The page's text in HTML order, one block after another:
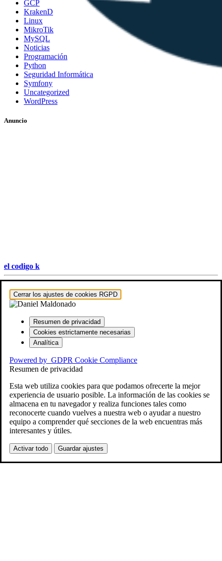
GCP
KrakenD
Linux
MikroTik
MySQL
Noticias
Programación
Python
Seguridad Informática
Symfony
Uncategorized
WordPress
Anuncio
el codigo k
Hestia | Desarrollado porThemeIsle
Cerrar los ajustes de cookies RGPD
Resumen de privacidad
Cookies estrictamente necesarias
Analítica
Powered by GDPR Cookie Compliance
Resumen de privacidad
Esta web utiliza cookies para que podamos ofrecerte la mejor
experiencia de usuario posible. La información de las cookies se
almacena en tu navegador y realiza funciones tales como
reconocerte cuando vuelves a nuestra web o ayudar a nuestro
equipo a comprender qué secciones de la web encuentras más
interesantes y útiles.
Activar todo Guardar ajustes